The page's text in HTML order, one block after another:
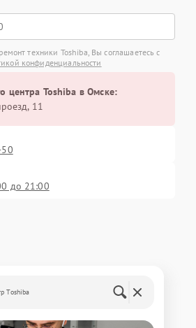
техники Toshiba, Вы соглашаетесь с
конфиденциальности
центра Toshiba в Омске:
11
до 21:00
Toshiba